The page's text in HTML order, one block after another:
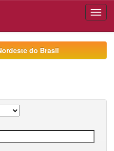
do Brasil